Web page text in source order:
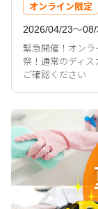
オンライン限定
2026/04/23〜08/
緊急開催！オン
祭！通常のディ
ご確認ください